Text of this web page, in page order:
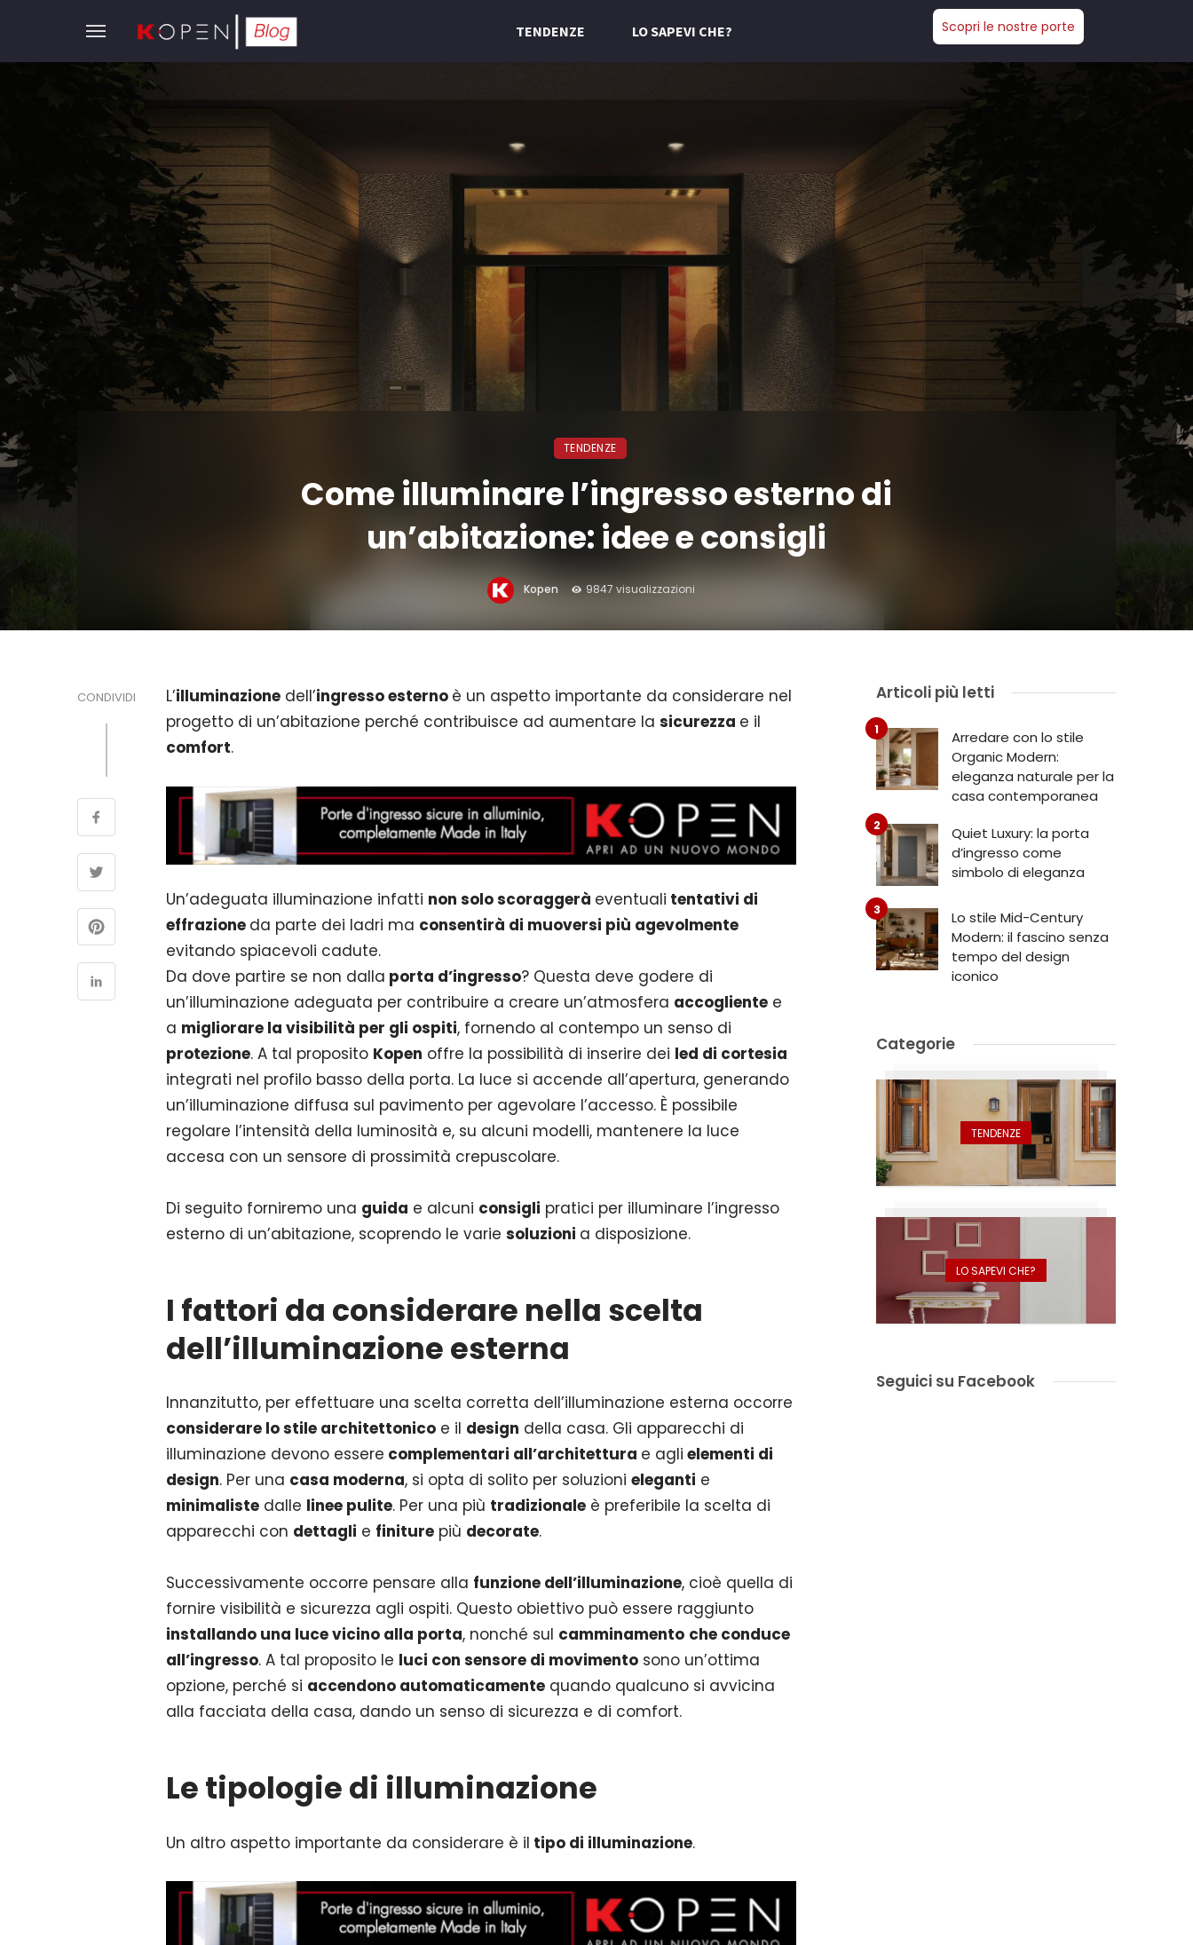
TENDENZE LO SAPEVI CHE? Scopri le nostre porte
TENDENZE
Come illuminare l’ingresso esterno di
un’abitazione: idee e consigli
Kopen 9847 visualizzazioni
CONDIVIDI L’illuminazione dell’ingresso esterno è un aspetto importante da considerare nel
progetto di un’abitazione perché contribuisce ad aumentare la sicurezza e il
comfort.
Un’adeguata illuminazione infatti non solo scoraggerà eventuali tentativi di
effrazione da parte dei ladri ma consentirà di muoversi più agevolmente
evitando spiacevoli cadute.
Da dove partire se non dalla porta d’ingresso? Questa deve godere di
un’illuminazione adeguata per contribuire a creare un’atmosfera accogliente e
a migliorare la visibilità per gli ospiti, fornendo al contempo un senso di
protezione. A tal proposito Kopen offre la possibilità di inserire dei led di cortesia
integrati nel profilo basso della porta. La luce si accende all’apertura, generando
un’illuminazione diffusa sul pavimento per agevolare l’accesso. È possibile
regolare l’intensità della luminosità e, su alcuni modelli, mantenere la luce
accesa con un sensore di prossimità crepuscolare.
Di seguito forniremo una guida e alcuni consigli pratici per illuminare l’ingresso
esterno di un’abitazione, scoprendo le varie soluzioni a disposizione.
I fattori da considerare nella scelta
dell’illuminazione esterna
Innanzitutto, per effettuare una scelta corretta dell’illuminazione esterna occorre
considerare lo stile architettonico e il design della casa. Gli apparecchi di
illuminazione devono essere complementari all’architettura e agli elementi di
design. Per una casa moderna, si opta di solito per soluzioni eleganti e
minimaliste dalle linee pulite. Per una più tradizionale è preferibile la scelta di
apparecchi con dettagli e finiture più decorate.
Successivamente occorre pensare alla funzione dell’illuminazione, cioè quella di
fornire visibilità e sicurezza agli ospiti. Questo obiettivo può essere raggiunto
installando una luce vicino alla porta, nonché sul camminamento che conduce
all’ingresso. A tal proposito le luci con sensore di movimento sono un’ottima
opzione, perché si accendono automaticamente quando qualcuno si avvicina
alla facciata della casa, dando un senso di sicurezza e di comfort.
Le tipologie di illuminazione
Un altro aspetto importante da considerare è il tipo di illuminazione.
Articoli più letti
Arredare con lo stile
Organic Modern:
eleganza naturale per la
casa contemporanea
Quiet Luxury: la porta
d’ingresso come
simbolo di eleganza
Lo stile Mid-Century
Modern: il fascino senza
tempo del design
iconico
Categorie
TENDENZE
LO SAPEVI CHE?
Seguici su Facebook